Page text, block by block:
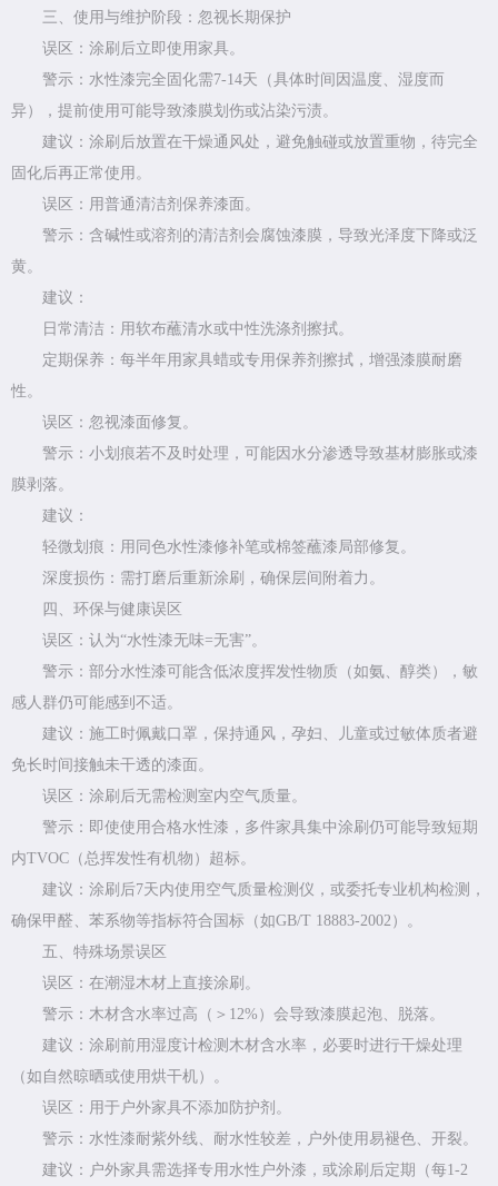
三、使用与维护阶段：忽视长期保护
误区：涂刷后立即使用家具。
警示：水性漆完全固化需7-14天（具体时间因温度、湿度而
异），提前使用可能导致漆膜划伤或沾染污渍。
建议：涂刷后放置在干燥通风处，避免触碰或放置重物，待完全
固化后再正常使用。
误区：用普通清洁剂保养漆面。
警示：含碱性或溶剂的清洁剂会腐蚀漆膜，导致光泽度下降或泛
黄。
建议：
日常清洁：用软布蘸清水或中性洗涤剂擦拭。
定期保养：每半年用家具蜡或专用保养剂擦拭，增强漆膜耐磨
性。
误区：忽视漆面修复。
警示：小划痕若不及时处理，可能因水分渗透导致基材膨胀或漆
膜剥落。
建议：
轻微划痕：用同色水性漆修补笔或棉签蘸漆局部修复。
深度损伤：需打磨后重新涂刷，确保层间附着力。
四、环保与健康误区
误区：认为“水性漆无味=无害”。
警示：部分水性漆可能含低浓度挥发性物质（如氨、醇类），敏
感人群仍可能感到不适。
建议：施工时佩戴口罩，保持通风，孕妇、儿童或过敏体质者避
免长时间接触未干透的漆面。
误区：涂刷后无需检测室内空气质量。
警示：即使使用合格水性漆，多件家具集中涂刷仍可能导致短期
内TVOC（总挥发性有机物）超标。
建议：涂刷后7天内使用空气质量检测仪，或委托专业机构检测，
确保甲醛、苯系物等指标符合国标（如GB/T 18883-2002）。
五、特殊场景误区
误区：在潮湿木材上直接涂刷。
警示：木材含水率过高（＞12%）会导致漆膜起泡、脱落。
建议：涂刷前用湿度计检测木材含水率，必要时进行干燥处理
（如自然晾晒或使用烘干机）。
误区：用于户外家具不添加防护剂。
警示：水性漆耐紫外线、耐水性较差，户外使用易褪色、开裂。
建议：户外家具需选择专用水性户外漆，或涂刷后定期（每1-2